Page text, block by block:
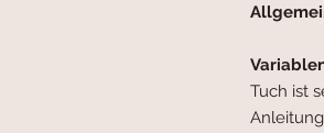
Tuch ist